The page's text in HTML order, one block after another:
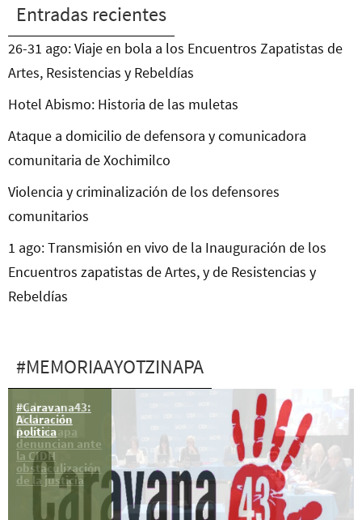
Entradas recientes
26-31 ago: Viaje en bola a los Encuentros Zapatistas de
Artes, Resistencias y Rebeldías
Hotel Abismo: Historia de las muletas
Ataque a domicilio de defensora y comunicadora
comunitaria de Xochimilco
Violencia y criminalización de los defensores
comunitarios
1 ago: Transmisión en vivo de la Inauguración de los
Encuentros zapatistas de Artes, y de Resistencias y
Rebeldías
#MEMORIAAYOTZINAPA
#Caravana43:
Aclaración
política
Padres y
Madres de
Ayotzinapa
denuncian ante
la CIDH
obstaculización
de la justicia